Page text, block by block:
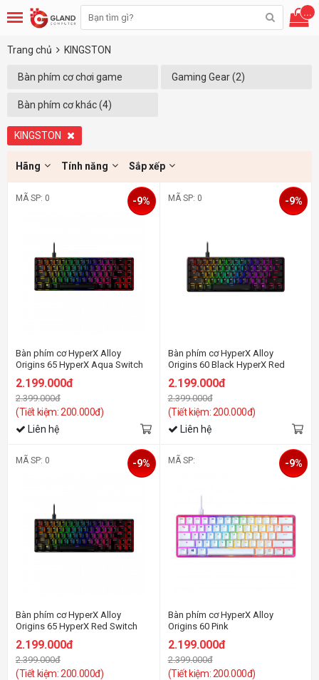
...
Trang chủ KINGSTON
Bàn phím cơ chơi game
(Xóa)
Gaming Gear (2)
Bàn phím cơ khác (4)
KINGSTON
Hãng Tính năng Sắp xếp
MÃ SP: 0
Bàn phím cơ HyperX Alloy
Origins 65 HyperX Aqua Switch
2.199.000đ
2.399.000đ
(Tiết kiệm: 200.000đ)
-9%
Liên hệ
MÃ SP: 0
Bàn phím cơ HyperX Alloy
Origins 60 Black HyperX Red
2.199.000đ
2.399.000đ
(Tiết kiệm: 200.000đ)
-9%
Liên hệ
MÃ SP: 0
Bàn phím cơ HyperX Alloy
Origins 65 HyperX Red Switch
2.199.000đ
2.399.000đ
(Tiết kiệm: 200.000đ)
-9% MÃ SP:
Bàn phím cơ HyperX Alloy
Origins 60 Pink
2.199.000đ
2.399.000đ
(Tiết kiệm: 200.000đ)
-9%